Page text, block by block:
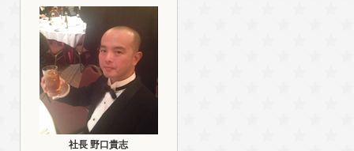
社長 野口貴志